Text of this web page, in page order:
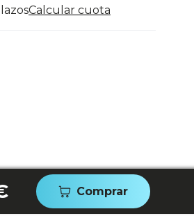
Calcular cuota
Comprar